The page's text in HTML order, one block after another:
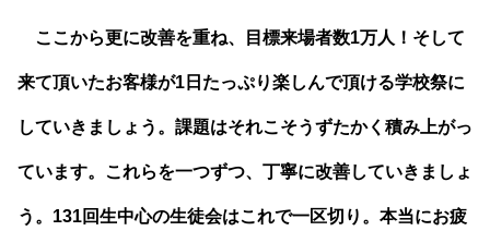
ここから更に改善を重ね、目標来場者数1万人！そして
来て頂いたお客様が1日たっぷり楽しんで頂ける学校祭に
していきましょう。課題はそれこそうずたかく積み上がっ
ています。これらを一つずつ、丁寧に改善していきましょ
う。131回生中心の生徒会はこれで一区切り。本当にお疲